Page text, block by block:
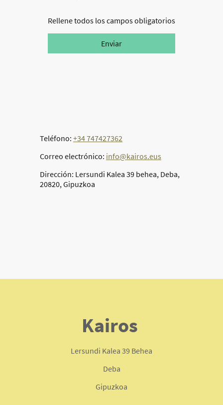
Rellene todos los campos obligatorios
Enviar
Teléfono: +34 747427362
Correo electrónico: info@kairos.eus
Dirección: Lersundi Kalea 39 behea, Deba,
20820, Gipuzkoa
Kairos
Lersundi Kalea 39 Behea
Deba
Gipuzkoa